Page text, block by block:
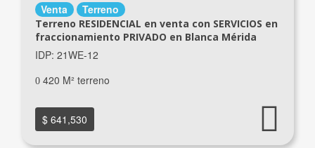
Venta Terreno
Terreno RESIDENCIAL en venta con SERVICIOS en
fraccionamiento PRIVADO en Blanca Mérida
IDP: 21WE-12
420 M² terreno
$ 641,530